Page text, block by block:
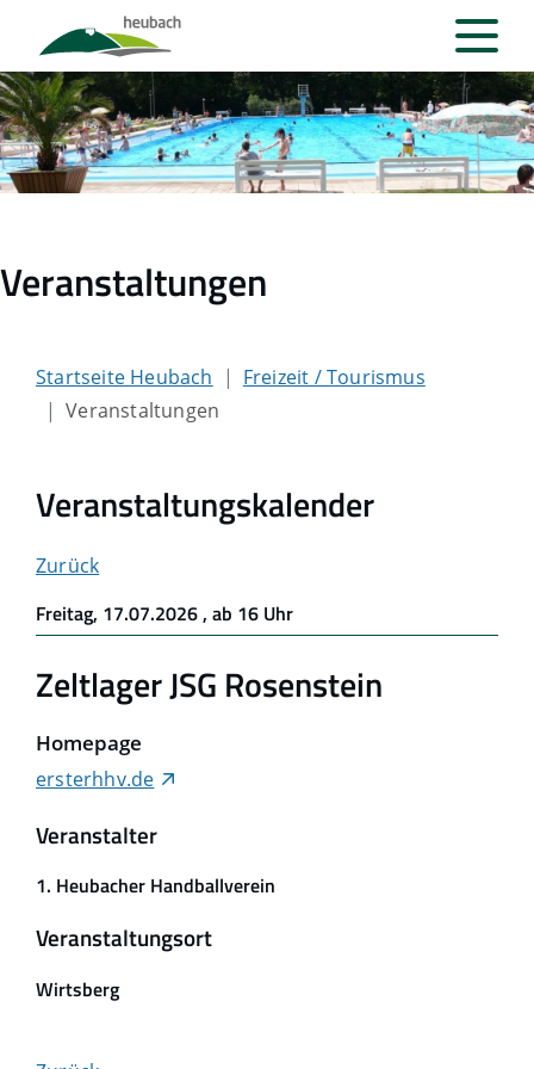
Veranstaltungen
Startseite Heubach
Freizeit / Tourismus
Veranstaltungen
Veranstaltungskalender
Zurück
Freitag, 17.07.2026, ab 16 Uhr
Zeltlager JSG Rosenstein
Homepage
ersterhhv.de
Veranstalter
1. Heubacher Handballverein
Veranstaltungsort
Wirtsberg